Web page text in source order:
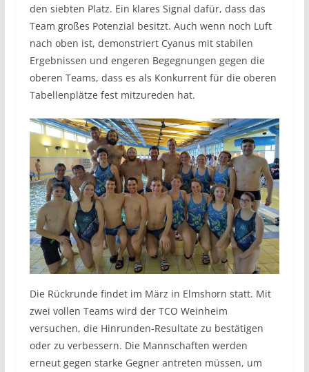
den siebten Platz. Ein klares Signal dafür, dass das
Team großes Potenzial besitzt. Auch wenn noch Luft
nach oben ist, demonstriert Cyanus mit stabilen
Ergebnissen und engeren Begegnungen gegen die
oberen Teams, dass es als Konkurrent für die oberen
Tabellenplätze fest mitzureden hat.
Die Rückrunde findet im März in Elmshorn statt. Mit
zwei vollen Teams wird der TCO Weinheim
versuchen, die Hinrunden-Resultate zu bestätigen
oder zu verbessern. Die Mannschaften werden
erneut gegen starke Gegner antreten müssen, um